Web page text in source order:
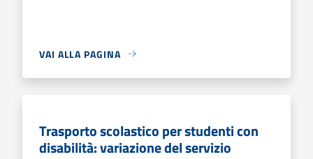
VAI ALLA PAGINA
Trasporto scolastico per studenti con
disabilità: variazione del servizio